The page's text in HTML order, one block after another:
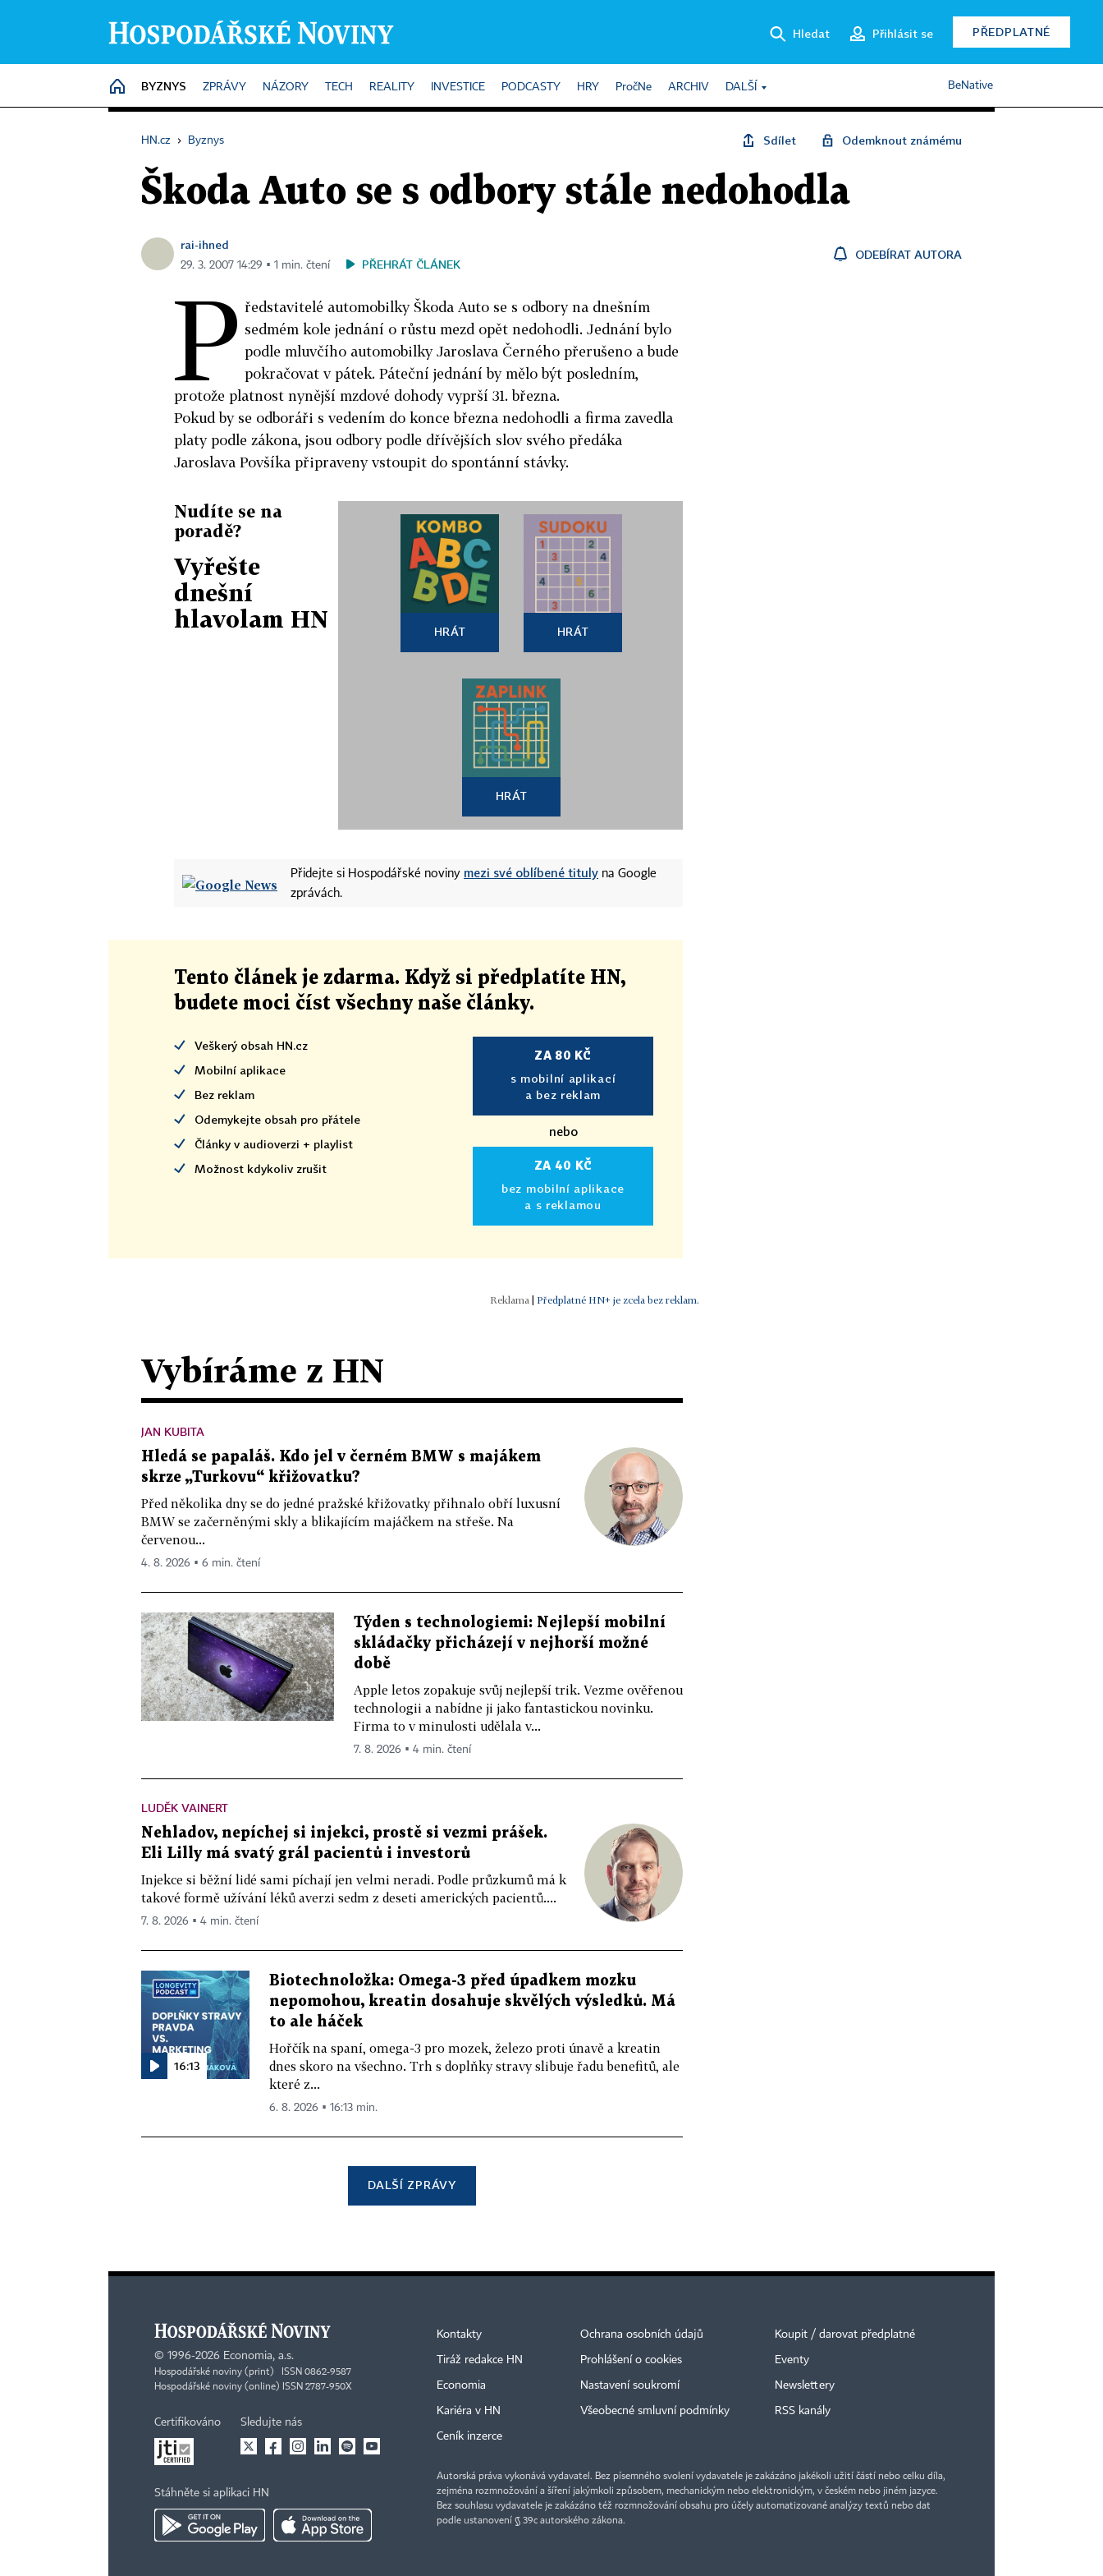
Hledat Přihlásit se PŘEDPLATNÉ
HOME
BYZNYS ZPRÁVY NÁZORY TECH REALITY INVESTICE PODCASTY HRY PročNe ARCHIV DALŠÍ BeNative
HN.cz › Byznys Sdílet Odemknout známému
Škoda Auto se s odbory stále nedohodla
rai-ihned
29. 3. 2007 14:29 ▪ 1 min. čtení PŘEHRÁT ČLÁNEK
ODEBÍRAT AUTORA
P ředstavitelé automobilky Škoda Auto se s odbory na dnešním
sedmém kole jednání o růstu mezd opět nedohodli. Jednání bylo
podle mluvčího automobilky Jaroslava Černého přerušeno a bude
pokračovat v pátek. Páteční jednání by mělo být posledním,
protože platnost nynější mzdové dohody vyprší 31. března.
Pokud by se odboráři s vedením do konce března nedohodli a firma zavedla
platy podle zákona, jsou odbory podle dřívějších slov svého předáka
Jaroslava Povšíka připraveny vstoupit do spontánní stávky.
Nudíte se na
poradě?
Vyřešte
dnešní
hlavolam HN
HRÁT HRÁT
HRÁT
Přidejte si Hospodářské noviny mezi své oblíbené tituly na Google
zprávách.
Tento článek je zdarma. Když si předplatíte HN,
budete moci číst všechny naše články.
Veškerý obsah HN.cz
Mobilní aplikace
Bez reklam
Odemykejte obsah pro přátele
Články v audioverzi + playlist
Možnost kdykoliv zrušit
ZA 80 KČ
s mobilní aplikací
a bez reklam
nebo
ZA 40 KČ
bez mobilní aplikace
a s reklamou
Předplatné HN+ je zcela bez reklam.
Vybíráme z HN
JAN KUBITA
Hledá se papaláš. Kdo jel v černém BMW s majákem
skrze „Turkovu“ křižovatku?
Před několika dny se do jedné pražské křižovatky přihnalo obří luxusní
BMW se začerněnými skly a blikajícím majáčkem na střeše. Na
červenou...
4. 8. 2026 ▪ 6 min. čtení
Týden s technologiemi: Nejlepší mobilní
skládačky přicházejí v nejhorší možné
době
Apple letos zopakuje svůj nejlepší trik. Vezme ověřenou
technologii a nabídne ji jako fantastickou novinku.
Firma to v minulosti udělala v...
7. 8. 2026 ▪ 4 min. čtení
LUDĚK VAINERT
Nehladov, nepíchej si injekci, prostě si vezmi prášek.
Eli Lilly má svatý grál pacientů i investorů
Injekce si běžní lidé sami píchají jen velmi neradi. Podle průzkumů má k
takové formě užívání léků averzi sedm z deseti amerických pacientů....
7. 8. 2026 ▪ 4 min. čtení
16:13
Biotechnoložka: Omega-3 před úpadkem mozku
nepomohou, kreatin dosahuje skvělých výsledků. Má
to ale háček
Hořčík na spaní, omega-3 pro mozek, železo proti únavě a kreatin
dnes skoro na všechno. Trh s doplňky stravy slibuje řadu benefitů, ale
které z...
6. 8. 2026 ▪ 16:13 min.
DALŠÍ ZPRÁVY
© 1996-2026 Economia, a.s.
Hospodářské noviny (print) ISSN 0862-9587
Hospodářské noviny (online) ISSN 2787-950X
Certifikováno Sledujte nás
Stáhněte si aplikaci HN
Kontakty
Tiráž redakce HN
Economia
Kariéra v HN
Ceník inzerce
Ochrana osobních údajů
Prohlášení o cookies
Nastavení soukromí
Všeobecné smluvní podmínky
Koupit / darovat předplatné
Eventy
Newslettery
RSS kanály
Autorská práva vykonává vydavatel. Bez písemného svolení vydavatele je zakázáno jakékoli užití částí nebo celku díla,
zejména rozmnožování a šíření jakýmkoli způsobem, mechanickým nebo elektronickým, v českém nebo jiném jazyce.
Bez souhlasu vydavatele je zakázáno též rozmnožování obsahu pro účely automatizované analýzy textů nebo dat
podle ustanovení § 39c autorského zákona.